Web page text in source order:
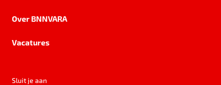
Over BNNVARA
Vacatures
Sluit je aan